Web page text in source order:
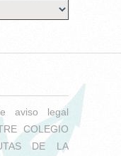
aviso legal
COLEGIO
DE LA